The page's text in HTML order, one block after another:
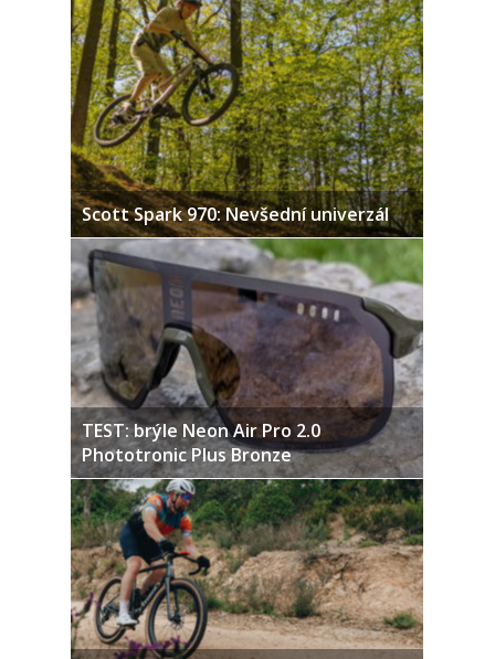
Scott Spark 970: Nevšední univerzál
TEST: brýle Neon Air Pro 2.0
Phototronic Plus Bronze